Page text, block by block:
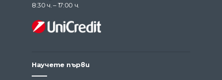
8:30 ч. – 17:00 ч.
Научете първи